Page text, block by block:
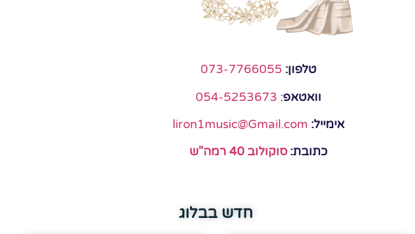
טלפון: 073-7766055
וואטאפ:
054-5253673
אימייל: liron1music@Gmail.com
כתובת: סוקולוב 40 רמה"ש
חדש בבלוג